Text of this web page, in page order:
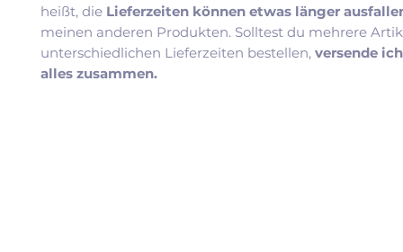
heißt, die Lieferzeiten können etwas länger
meinen anderen Produkten. Solltest du mehrere
unterschiedlichen Lieferzeiten bestellen, versende
alles zusammen.